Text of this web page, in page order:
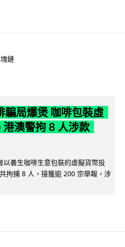
鏈
騙局爆煲 咖啡包裝虛
澳警拘 8 人涉款
以養生咖啡生意包裝的虛擬貨幣投
拘捕 8 人，接獲逾 200 宗舉報，涉